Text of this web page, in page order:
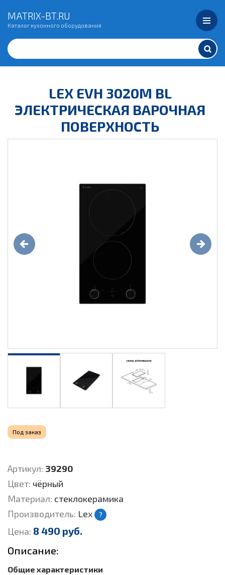
MATRIX-BT.RU
Каталог кухонного оборудования
LEX EVH 3020M BL
ЭЛЕКТРИЧЕСКАЯ ВАРОЧНАЯ
ПОВЕРХНОСТЬ
Под заказ
Артикул: 39290
Цвет: чёрный
Материал: стеклокерамика
Производитель: Lex ?
Цена: 8 490 руб.
Описание:
Общие характеристики